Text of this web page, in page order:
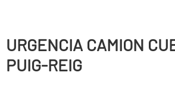
URGENCIA CAMION
PUIG-REIG